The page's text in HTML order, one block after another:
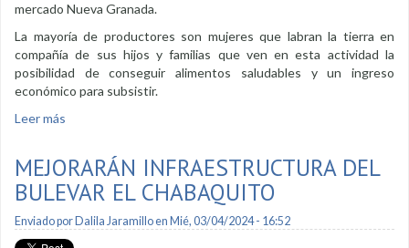
mercado Nueva Granada.
La mayoría de productores son mujeres que labran la tierra en
compañía de sus hijos y familias que ven en esta actividad la
posibilidad de conseguir alimentos saludables y un ingreso
económico para subsistir.
Leer más
MEJORARÁN INFRAESTRUCTURA DEL
BULEVAR EL CHABAQUITO
Enviado por Dalila Jaramilloen Mié, 03/04/2024 - 16:52